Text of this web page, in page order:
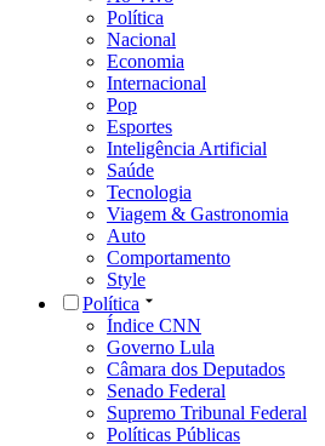
Política
Nacional
Economia
Internacional
Pop
Esportes
Inteligência Artificial
Saúde
Tecnologia
Viagem & Gastronomia
Auto
Comportamento
Style
Política
Índice CNN
Governo Lula
Câmara dos Deputados
Senado Federal
Supremo Tribunal Federal
Políticas Públicas